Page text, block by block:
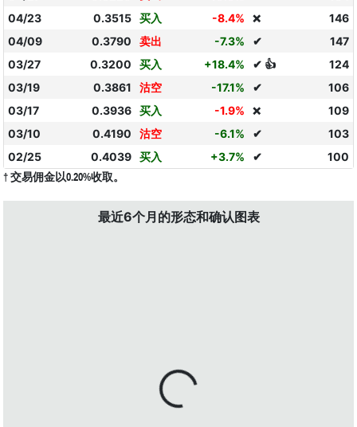
04/23
0.3515 买入 -8.4% ❌
146
04/09
0.3790 卖出 -7.3% ✔
147
03/27
0.3200 买入 +18.4% ✔ 👍
124
03/19
0.3861 沽空 -17.1% ✔
106
03/17
0.3936 买入 -1.9% ❌
109
03/10
0.4190 沽空 -6.1% ✔
103
02/25
0.4039 买入 +3.7% ✔ 100
† 交易佣金以0.20%收取。
最近6个月的形态和确认图表